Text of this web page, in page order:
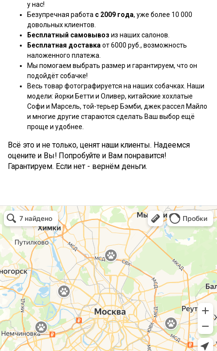
у нас!
Безупречная работа с 2009 года, уже более 10 000
довольных клиентов.
Бесплатный самовывоз из наших салонов.
Бесплатная доставка от 6000 руб., возможность
наложенного платежа.
Мы помогаем выбрать размер и гарантируем, что он
подойдёт собачке!
Весь товар фотографируется на наших собачках. Наши
модели: йорки Бетти и Оливер, китайские хохлатые
Софи и Марсель, той-терьер Бэмби, джек рассел Майло
и многие другие стараются сделать Ваш выбор ещё
проще и удобнее.
Всё это и не только, ценят наши клиенты. Надеемся
оцените и Вы! Попробуйте и Вам понравится!
Гарантируем. Если нет - вернём деньги.